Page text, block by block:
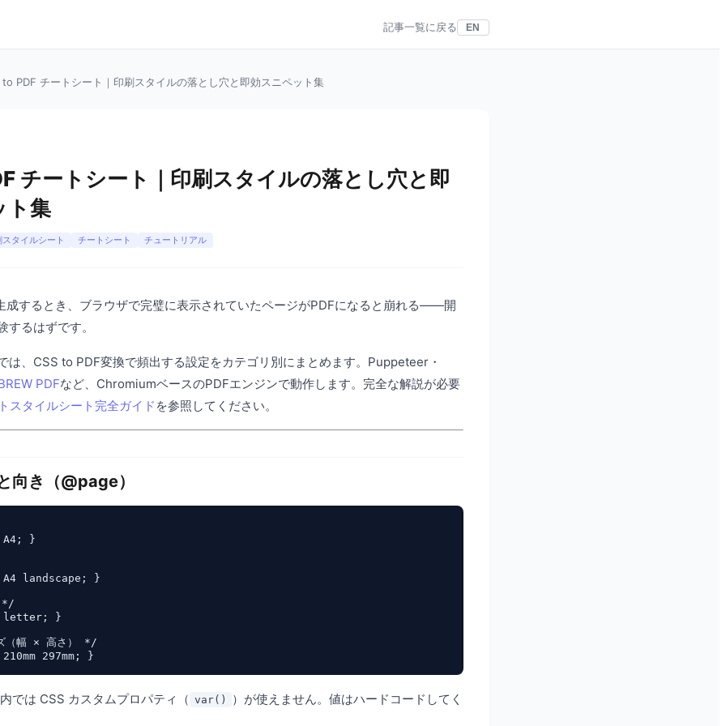
記事一覧に戻る EN
to PDF チートシート｜印刷スタイルの落とし穴と即効スニペット集
チートシート｜印刷スタイルの落とし穴と即
ト集
タイルシート チートシート チュートリアル
成するとき、ブラウザで完璧に表示されていたページがPDFになると崩れる――開
するはずです。
は、CSS to PDF変換で頻出する設定をカテゴリ別にまとめます。Puppeteer・
PDFなど、ChromiumベースのPDFエンジンで動作します。完全な解説が必要
スタイルシート完全ガイド を参照してください。
向き（@page）
A4; }
landscape; }
*/
letter; }
（幅 × 高さ） */
では CSS カスタムプロパティ（ var() ）が使えません。値はハードコードしてく